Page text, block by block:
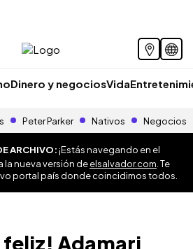
Dinero y negociosVida
Peter Parker Nativos Negocios
ARCHIVO:¡Estás navegando en el
la nueva versión deelsalvador.com . Te
portal país donde coincidimos todos.
feliz! Adamari